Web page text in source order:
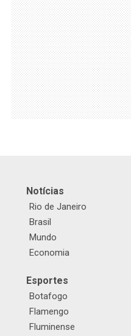
Notícias
Rio de Janeiro
Brasil
Mundo
Economia
Esportes
Botafogo
Flamengo
Fluminense